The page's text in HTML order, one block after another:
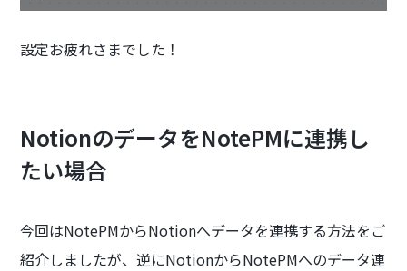
設定お疲れさまでした！
NotionのデータをNotePMに連携し
たい場合
今回はNotePMからNotionへデータを連携する方法をご
紹介しましたが、逆にNotionからNotePMへのデータ連